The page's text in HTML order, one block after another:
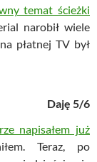
temat ścieżki
narobił wiele
płatnej TV był
Daję 5/6
napisałem już
Teraz, po